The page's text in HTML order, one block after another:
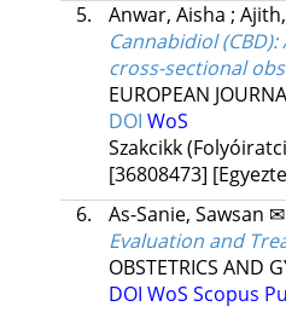
5.
Anwar, Aisha ;
Cannabidiol
cross-sectional
EUROPEAN
DOI WoS
Szakcikk
[36808473]
6.
As-Sanie, Sawsan ✉
Evaluation and
OBSTETRICS AND
DOI WoS Scopus